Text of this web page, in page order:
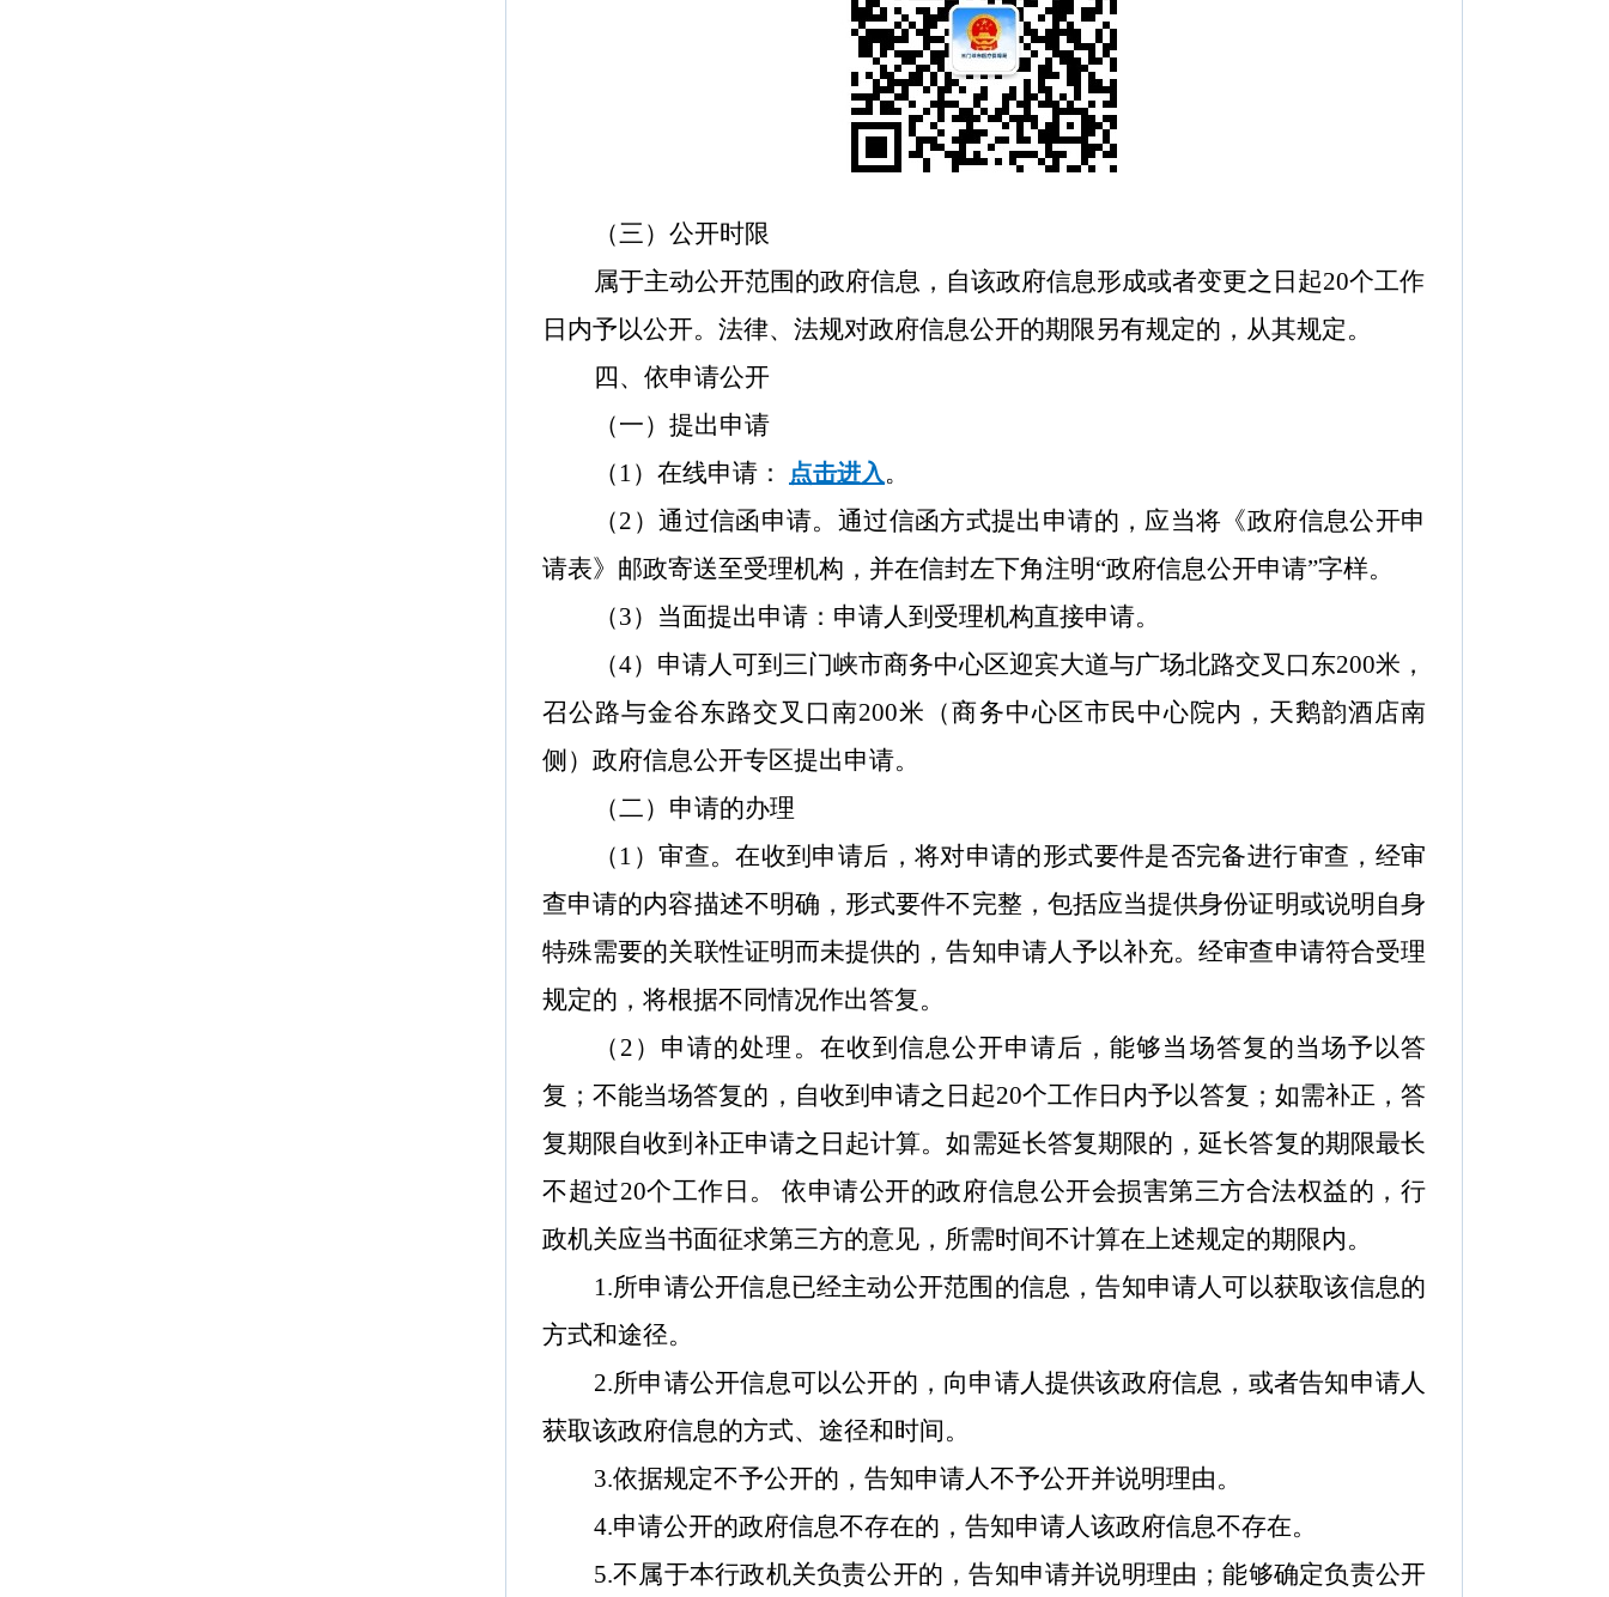
（三）公开时限
属于主动公开范围的政府信息，自该政府信息形成或者变更之日起20个工作
日内予以公开。法律、法规对政府信息公开的期限另有规定的，从其规定。
四、依申请公开
（一）提出申请
（ 1） 在线申请： 点击进入 。
（2）通过信函申请。通过信函方式提出申请的 ， 应当将《政府信息公开申
请表》邮政寄送至受理机构，并在信封左下角注明“政府信息公开申请”字样。
（3） 当面提出申请： 申请人到受理机构直接申请。
（4）申请人可到 三门峡市商务中心区迎宾大道与广场北路交叉口东200米，
召公路与金谷东路交叉口南200米（商务中心区市民中心院内，天鹅韵酒店南
侧） 政府信息公开专区提出申请。
（二）申请的办理
（ 1 ）审查。在收到申请后，将对申请的形式要件是否完备进行审查，经审
查申请的内容描述不明确，形式要件不完整，包括应当提供身份证明或说明自身
特殊需要的关联性证明而未提供的，告知申请人予以补充。经审查申请符合受理
规定的，将根据不同情况作出答复。
（ 2 ） 申请的处理。在收到信息公开申请后，能够当场答复的当场予以答
复；不能当场答复的，自收到申请之日起20个工作日内予以答复；如需补正，答
复期限自收到补正申请之日起计算。如需延长答复期限的，延长答复的期限最长
不超过20个工作日。
依申请公开的政府信息公开会损害第三方合法权益的，行
政机关应当书面征求第三方的意见，所需时间不计算在上述规定的期限内。
1.所申请公开信息已经主动公开范围的信息，告知申请人可以获取该信息的
方式和途径。
2.所申请公开信息可以公开的，向申请人提供该政府信息，或者告知申请人
获取该政府信息的方式、途径和时间。
3.依据规定不予公开的，告知申请人不予公开并说明理由。
4.申请公开的政府信息不存在的，告知申请人该政府信息不存在。
5.不属于本行政机关负责公开的，告知申请并说明理由；能够确定负责公开